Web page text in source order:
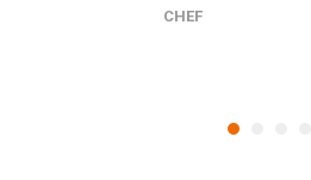
CHEF